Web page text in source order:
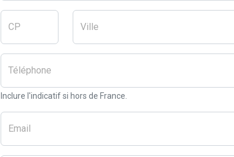
CP Ville
Téléphone
Inclure l'indicatif si hors de France.
Email